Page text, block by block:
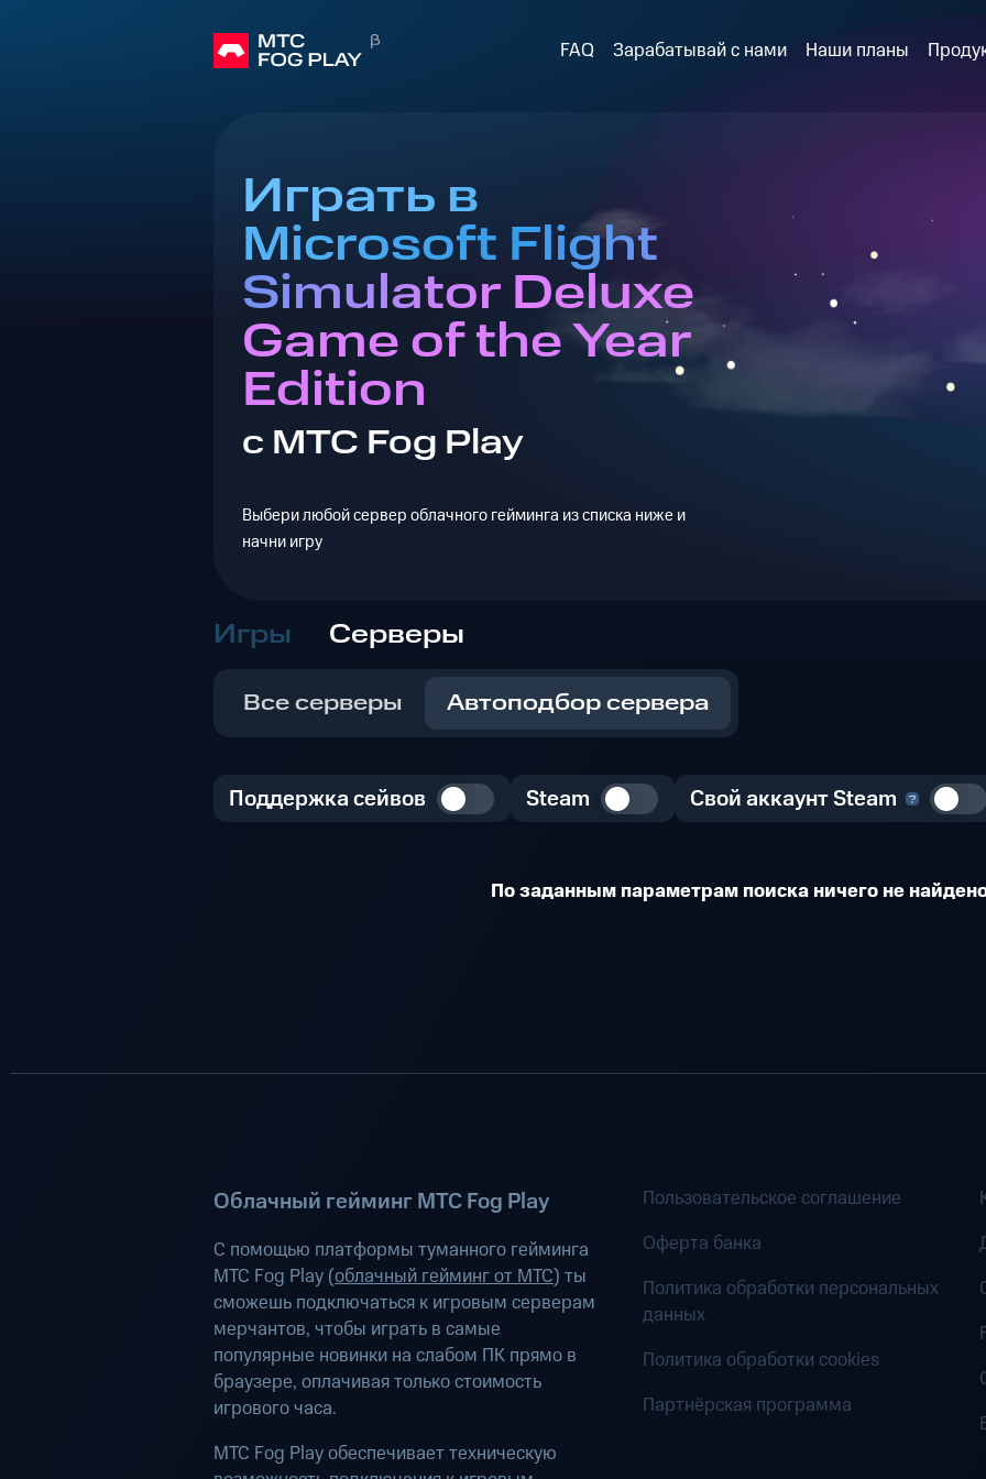
FAQ Зарабатывай с нами Наши планы
Играть в
Microsoft Flight
Simulator Deluxe
Game of the Year
Edition
с МТС Fog Play
Выбери любой сервер облачного гейминга из списка ниже и
начни игру
Игры Серверы
Все серверы Автоподбор сервера
Поддержка сейвов Steam Свой аккаунт Steam
По заданным параметрам поиска ничего не
Облачный гейминг МТС Fog Play
С помощью платформы туманного гейминга
МТС Fog Play (облачный гейминг от МТС) ты
сможешь подключаться к игровым серверам
мерчантов, чтобы играть в самые
популярные новинки на слабом ПК прямо в
браузере, оплачивая только стоимость
игрового часа.
МТС Fog Play обеспечивает техническую
Пользовательское соглашение
Оферта банка
Политика обработки персональных
данных
Политика обработки cookies
Партнёрская программа